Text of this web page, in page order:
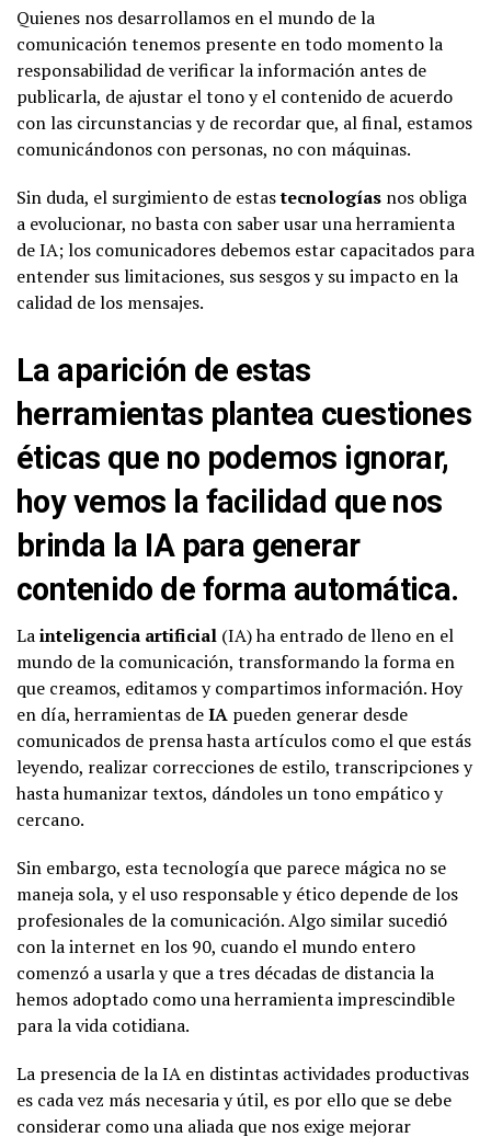
Quienes nos desarrollamos en el mundo de la
comunicación tenemos presente en todo momento la
responsabilidad de verificar la información antes de
publicarla, de ajustar el tono y el contenido de acuerdo
con las circunstancias y de recordar que, al final, estamos
comunicándonos con personas, no con máquinas.
Sin duda, el surgimiento de estastecnologías nos obliga
a evolucionar, no basta con saber usar una herramienta
de IA; los comunicadores debemos estar capacitados para
entender sus limitaciones, sus sesgos y su impacto en la
calidad de los mensajes.
La aparición de estas
herramientas plantea cuestiones
éticas que no podemos ignorar,
hoy vemos la facilidad que nos
brinda la IA para generar
contenido de forma automática.
Lainteligencia artificial (IA) ha entrado de lleno en el
mundo de la comunicación, transformando la forma en
que creamos, editamos y compartimos información. Hoy
en día, herramientas deIA pueden generar desde
comunicados de prensa hasta artículos como el que estás
leyendo, realizar correcciones de estilo, transcripciones y
hasta humanizar textos, dándoles un tono empático y
cercano.
Sin embargo, esta tecnología que parece mágica no se
maneja sola, y el uso responsable y ético depende de los
profesionales de la comunicación. Algo similar sucedió
con la internet en los 90, cuando el mundo entero
comenzó a usarla y que a tres décadas de distancia la
hemos adoptado como una herramienta imprescindible
para la vida cotidiana.
La presencia de la IA en distintas actividades productivas
es cada vez más necesaria y útil, es por ello que se debe
considerar como una aliada que nos exige mejorar